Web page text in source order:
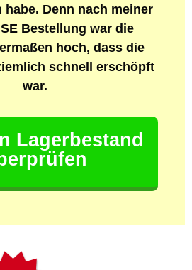
habe. Denn nach meiner
Bestellung war die
hoch, dass die
schnell erschöpft
war.
Lagerbestand